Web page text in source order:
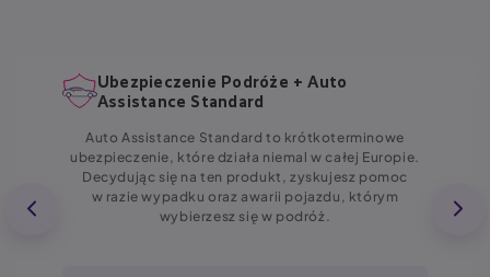
Ubezpieczenie Podróże + Auto
Assistance Standard
Auto Assistance Standard to krótkoterminowe
ubezpieczenie, które działa niemal w całej Europie.
Decydując się na ten produkt, zyskujesz pomoc
w razie wypadku oraz awarii pojazdu, którym
wybierzesz się w podróż.